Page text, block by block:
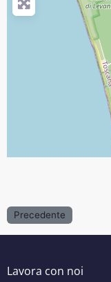
Precedente
Lavora con noi